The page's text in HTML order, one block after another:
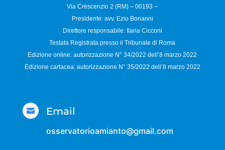
Via Crescenzio 2 (RM) – 00193 –
Presidente: avv. Ezio Bonanni
Direttore responsabile:
Ilaria Cicconi
Testata Registrata presso il Tribunale di Roma
Edizione online: autorizzazione N°34/2022 dell’8 marzo 2022
Edizione cartacea: autorizzazione N° 35/2022 dell’8 marzo 2022
 Email
osservatorioamianto@gmail.com